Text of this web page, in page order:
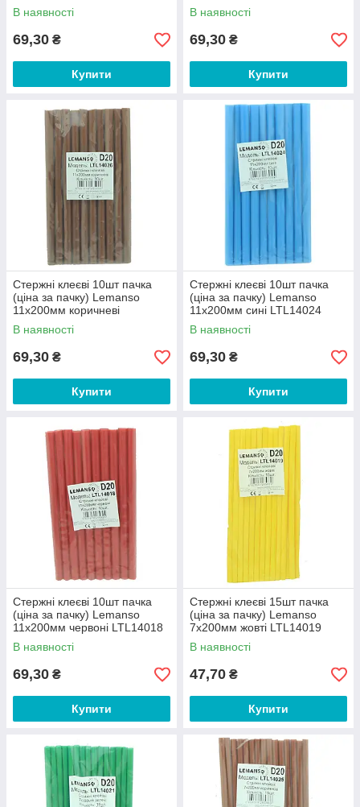
В наявності
69,30 ₴
Купити
В наявності
69,30 ₴
Купити
Стержні клеєві 10шт пачка
(ціна за пачку) Lemanso
11x200мм коричневі
LTL14026
В наявності
69,30 ₴
Купити
Стержні клеєві 10шт пачка
(ціна за пачку) Lemanso
11x200мм сині LTL14024
В наявності
69,30 ₴
Купити
Стержні клеєві 10шт пачка
(ціна за пачку) Lemanso
11x200мм червоні LTL14018
В наявності
69,30 ₴
Купити
Стержні клеєві 15шт пачка
(ціна за пачку) Lemanso
7x200мм жовті LTL14019
В наявності
47,70 ₴
Купити